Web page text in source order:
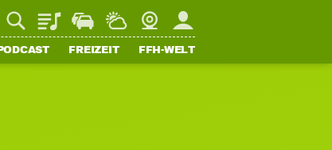
PlaylistStaupilotWetterWebcamMein FFH
FREIZEIT FFH-WELT